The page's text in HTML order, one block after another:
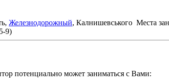
Железнодорожный, Калнишевського Места
9)
потенциально может заниматься с Вами: